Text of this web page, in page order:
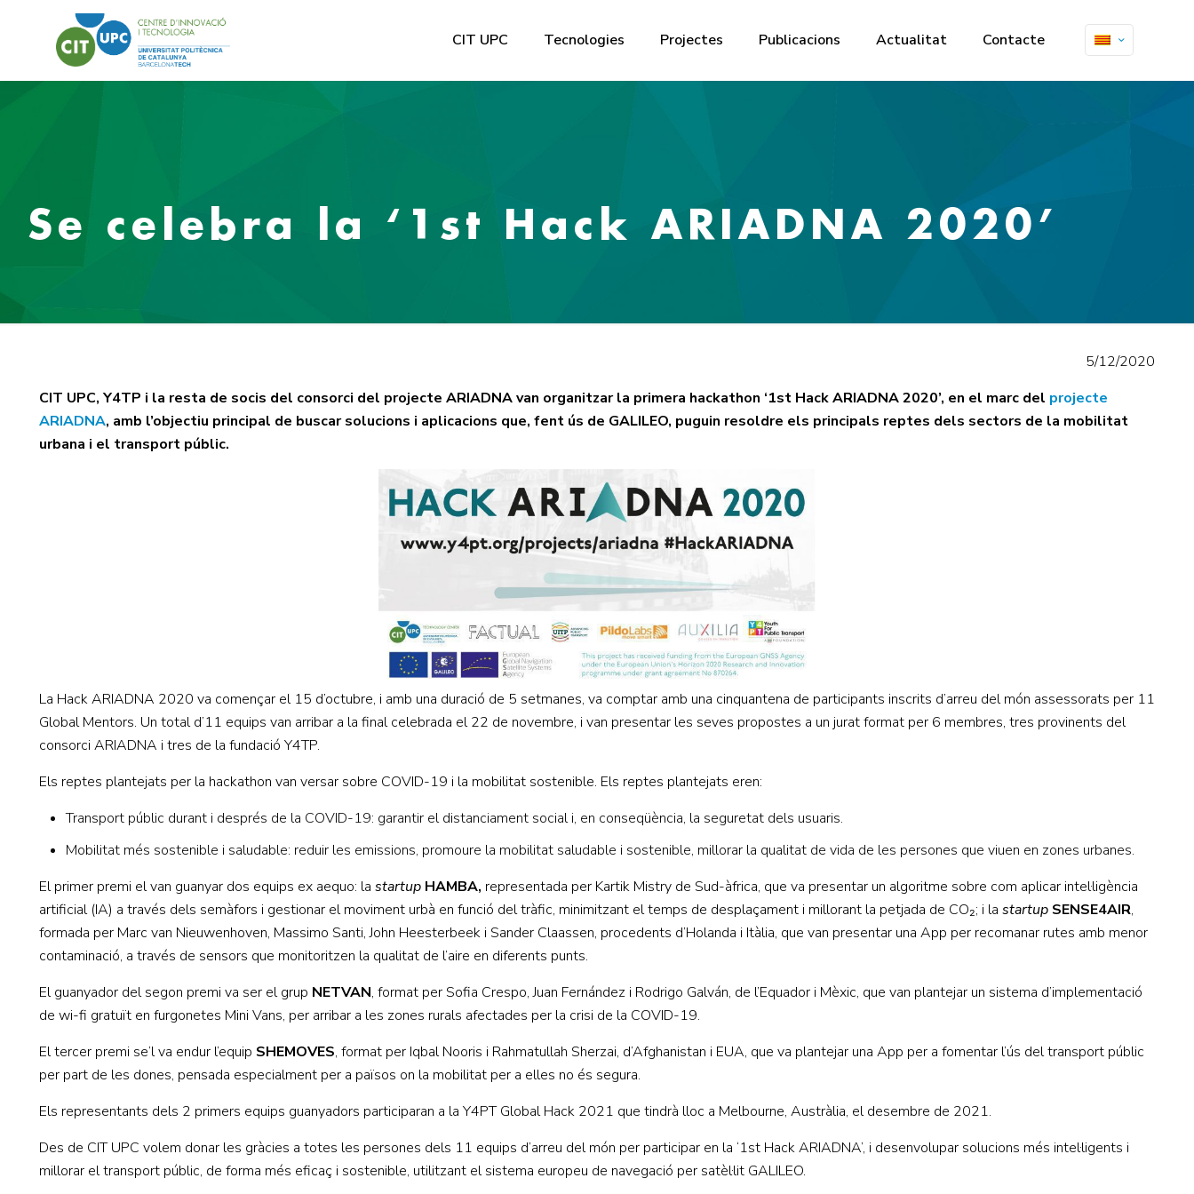
CIT UPC Tecnologies Projectes Publicacions Actualitat Contacte
Se celebra la ‘1st Hack ARIADNA 2020’
5/12/2020
CIT UPC, Y4TP i la resta de socis del consorci del projecte ARIADNA van organitzar la primera hackathon ‘1st Hack ARIADNA 2020’, en el marc del projecte
ARIADNA, amb l’objectiu principal de buscar solucions i aplicacions que, fent ús de GALILEO, puguin resoldre els principals reptes dels sectors de la mobilitat
urbana i el transport públic.
La Hack ARIADNA 2020 va començar el 15 d’octubre, i amb una duració de 5 setmanes, va comptar amb una cinquantena de participants inscrits d’arreu del món assessorats per 11
Global Mentors. Un total d’11 equips van arribar a la final celebrada el 22 de novembre, i van presentar les seves propostes a un jurat format per 6 membres, tres provinents del
consorci ARIADNA i tres de la fundació Y4TP.
Els reptes plantejats per la hackathon van versar sobre COVID-19 i la mobilitat sostenible. Els reptes plantejats eren:
Transport públic durant i després de la COVID-19: garantir el distanciament social i, en conseqüència, la seguretat dels usuaris.
Mobilitat més sostenible i saludable: reduir les emissions, promoure la mobilitat saludable i sostenible, millorar la qualitat de vida de les persones que viuen en zones urbanes.
El primer premi el van guanyar dos equips ex aequo: la startup HAMBA, representada per Kartik Mistry de Sud-àfrica, que va presentar un algoritme sobre com aplicar intel·ligència
artificial (IA) a través dels semàfors i gestionar el moviment urbà en funció del tràfic, minimitzant el temps de desplaçament i millorant la petjada de CO₂; i la startup SENSE4AIR,
formada per Marc van Nieuwenhoven, Massimo Santi, John Heesterbeek i Sander Claassen, procedents d’Holanda i Itàlia, que van presentar una App per recomanar rutes amb menor
contaminació, a través de sensors que monitoritzen la qualitat de l’aire en diferents punts.
El guanyador del segon premi va ser el grup NETVAN, format per Sofia Crespo, Juan Fernández i Rodrigo Galván, de l’Equador i Mèxic, que van plantejar un sistema d’implementació
de wi-fi gratuït en furgonetes Mini Vans, per arribar a les zones rurals afectades per la crisi de la COVID-19.
El tercer premi se’l va endur l’equip SHEMOVES, format per Iqbal Nooris i Rahmatullah Sherzai, d’Afghanistan i EUA, que va plantejar una App per a fomentar l’ús del transport públic
per part de les dones, pensada especialment per a països on la mobilitat per a elles no és segura.
Els representants dels 2 primers equips guanyadors participaran a la Y4PT Global Hack 2021 que tindrà lloc a Melbourne, Austràlia, el desembre de 2021.
Des de CIT UPC volem donar les gràcies a totes les persones dels 11 equips d’arreu del món per participar en la ‘1st Hack ARIADNA’, i desenvolupar solucions més intel·ligents i
millorar el transport públic, de forma més eficaç i sostenible, utilitzant el sistema europeu de navegació per satèl·lit GALILEO.